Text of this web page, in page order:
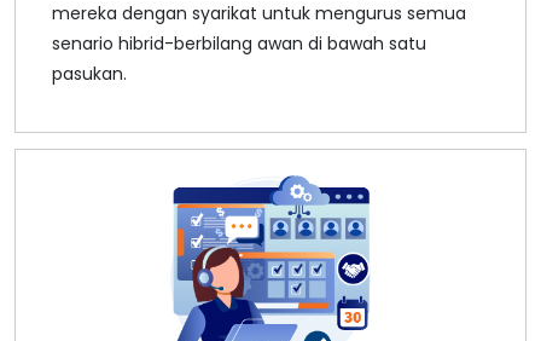
mereka dengan syarikat untuk mengurus semua
senario hibrid-berbilang awan di bawah satu
pasukan.